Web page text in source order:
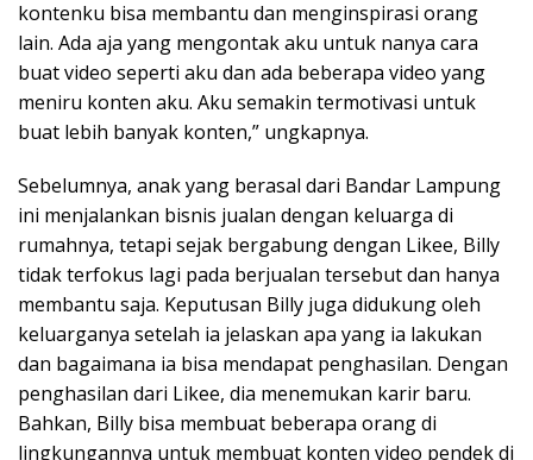
kontenku bisa membantu dan menginspirasi orang
lain. Ada aja yang mengontak aku untuk nanya cara
buat video seperti aku dan ada beberapa video yang
meniru konten aku. Aku semakin termotivasi untuk
buat lebih banyak konten,” ungkapnya.
Sebelumnya, anak yang berasal dari Bandar Lampung
ini menjalankan bisnis jualan dengan keluarga di
rumahnya, tetapi sejak bergabung dengan Likee, Billy
tidak terfokus lagi pada berjualan tersebut dan hanya
membantu saja. Keputusan Billy juga didukung oleh
keluarganya setelah ia jelaskan apa yang ia lakukan
dan bagaimana ia bisa mendapat penghasilan. Dengan
penghasilan dari Likee, dia menemukan karir baru.
Bahkan, Billy bisa membuat beberapa orang di
lingkungannya untuk membuat konten video pendek di